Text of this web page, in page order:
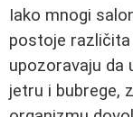
Iako mnogi
postoje
upozoravaju
jetru i bubrege,